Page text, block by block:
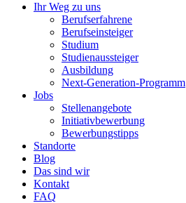
Ihr Weg zu uns
Berufserfahrene
Berufseinsteiger
Studium
Studienaussteiger
Ausbildung
Next-Generation-Programm
Jobs
Stellenangebote
Initiativbewerbung
Bewerbungstipps
Standorte
Blog
Das sind wir
Kontakt
FAQ